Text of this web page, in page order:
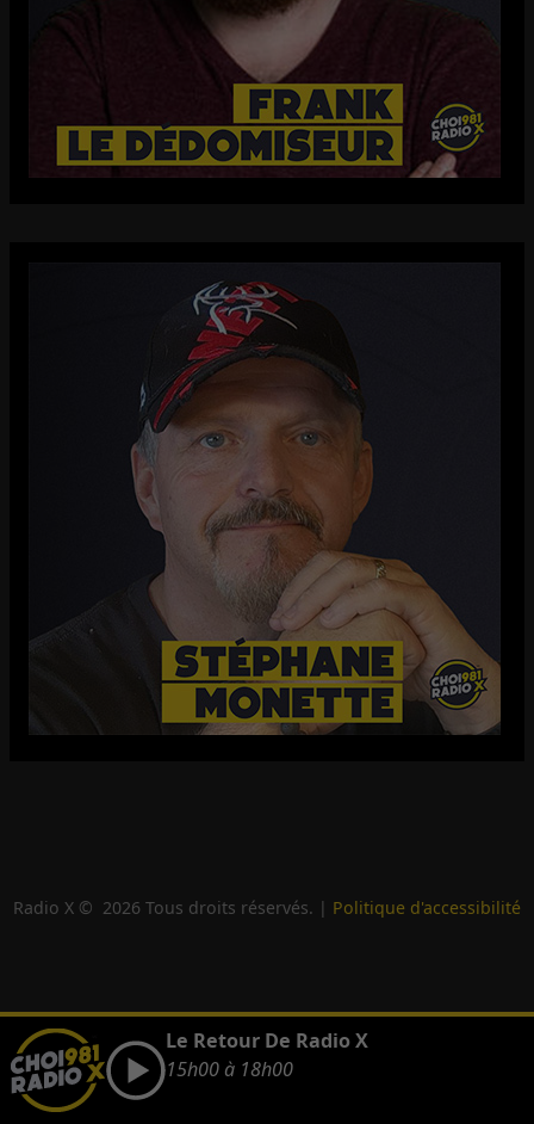
Radio X © 2026 Tous droits réservés. | Politique d'accessibilité
Le Retour De Radio X
15h00 à 18h00